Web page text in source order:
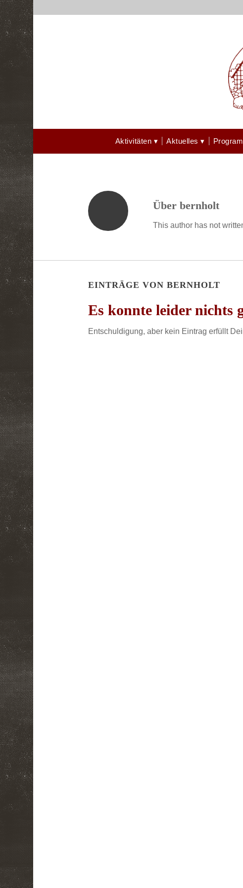
Aktivitäten Aktuelles
Über bernholt
This author has not
EINTRÄGE VON BERNHOLT
Es konnte leider nichts
Entschuldigung, aber kein Eintrag erfüllt